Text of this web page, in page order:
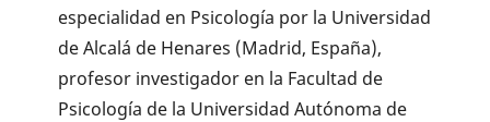
especialidad en Psicología por la Universidad
de Alcalá de Henares (Madrid, España),
profesor investigador en la Facultad de
Psicología de la Universidad Autónoma de